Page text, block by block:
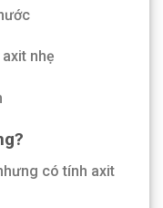
nhẹ
có tính axit